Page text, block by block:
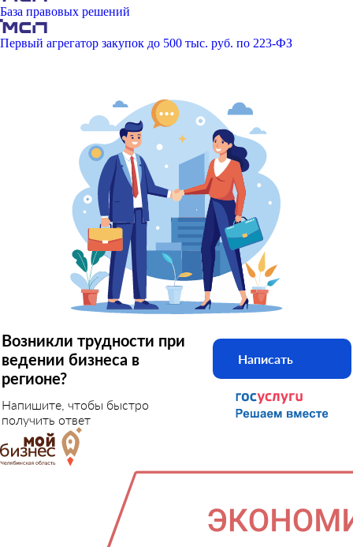
База правовых решений
Первый агрегатор закупок до 500 тыс. руб. по 223-ФЗ
Возникли трудности при
ведении бизнеса в
регионе?
Напишите, чтобы быстро
получить ответ
Написать